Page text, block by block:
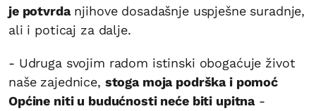
je potvrdanjihove dosadašnje uspješne suradnje,
ali i poticaj za dalje.
- Udruga svojim radom istinski obogaćuje život
naše zajednice, stoga moja podrška i pomoć
Općine niti u budućnosti neće biti upitna-